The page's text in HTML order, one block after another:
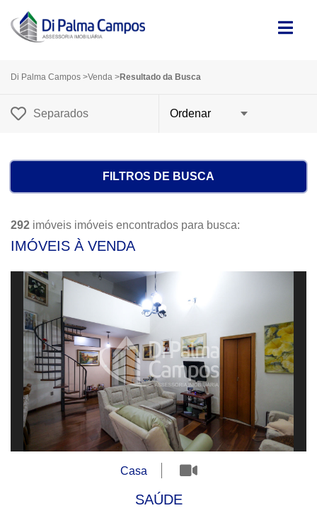
Di Palma Campos >Venda >Resultado da Busca
Separados
FILTROS DE BUSCA
292 imóveis imóveis encontrados para busca:
IMÓVEIS À VENDA
Casa
SAÚDE